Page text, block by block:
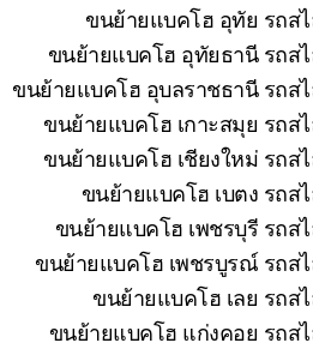
ขนย้ายแบคโฮ อุทัย รถส
ขนย้ายแบคโฮ อุทัยธานี รถส
ขนย้ายแบคโฮ อุบลราชธานี รถส
ขนย้ายแบคโฮ เกาะสมุย รถส
ขนย้ายแบคโฮ เชียงใหม่ รถส
ขนย้ายแบคโฮ เบตง รถส
ขนย้ายแบคโฮ เพชรบุรี รถส
ขนย้ายแบคโฮ เพชรบูรณ์ รถสไ
ขนย้ายแบคโฮ เลย รถส
ขนย้ายแบคโฮ แก่งคอย รถส